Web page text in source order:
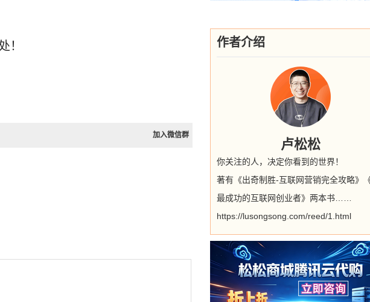
！
加入微信群
作者介绍
卢松松
你关注的人，决定你看到的世界！
著有《出奇制胜-互联网营销完全攻略》
最成功的互联网创业者》两本书……
https://lusongsong.com/reed/1.html